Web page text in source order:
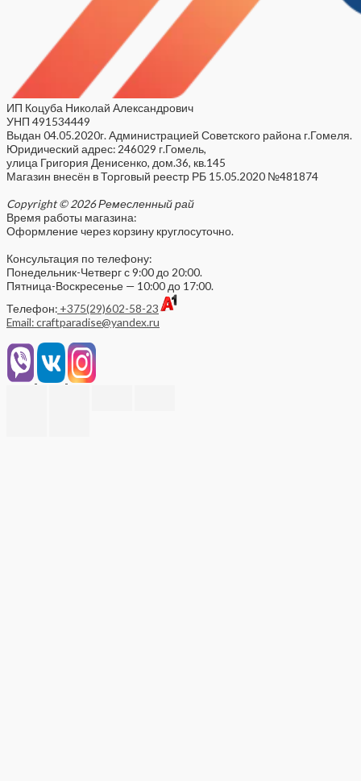
ИП Коцуба Николай Александрович
УНП 491534449
Выдан 04.05.2020г. Администрацией Советского района г.Гомеля.
Юридический адрес: 246029 г.Гомель,
улица Григория Денисенко, дом.36, кв.145
Магазин внесён в Торговый реестр РБ 15.05.2020 №481874
Copyright © 2026 Ремесленный рай
Время работы магазина:
Оформление через корзину круглосуточно.
Консультация по телефону:
Понедельник-Четверг с 9:00 до 20:00.
Пятница-Воскресенье — 10:00 до 17:00.
Телефон: +375(29)602-58-23
Email: craftparadise@yandex.ru